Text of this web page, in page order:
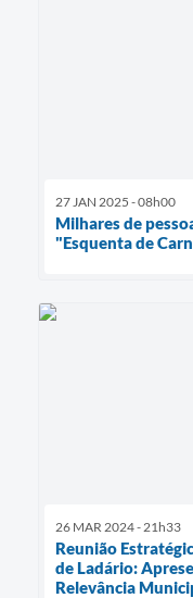
27 JAN 2025 - 08h00
Milhares de
"Esquenta de
26 MAR 2024 - 21h33
Reunião
de Ladário:
Relevância